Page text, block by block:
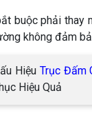
buộc phải thay
không đảm
Hiệu Trục Đấm
Hiệu Quả